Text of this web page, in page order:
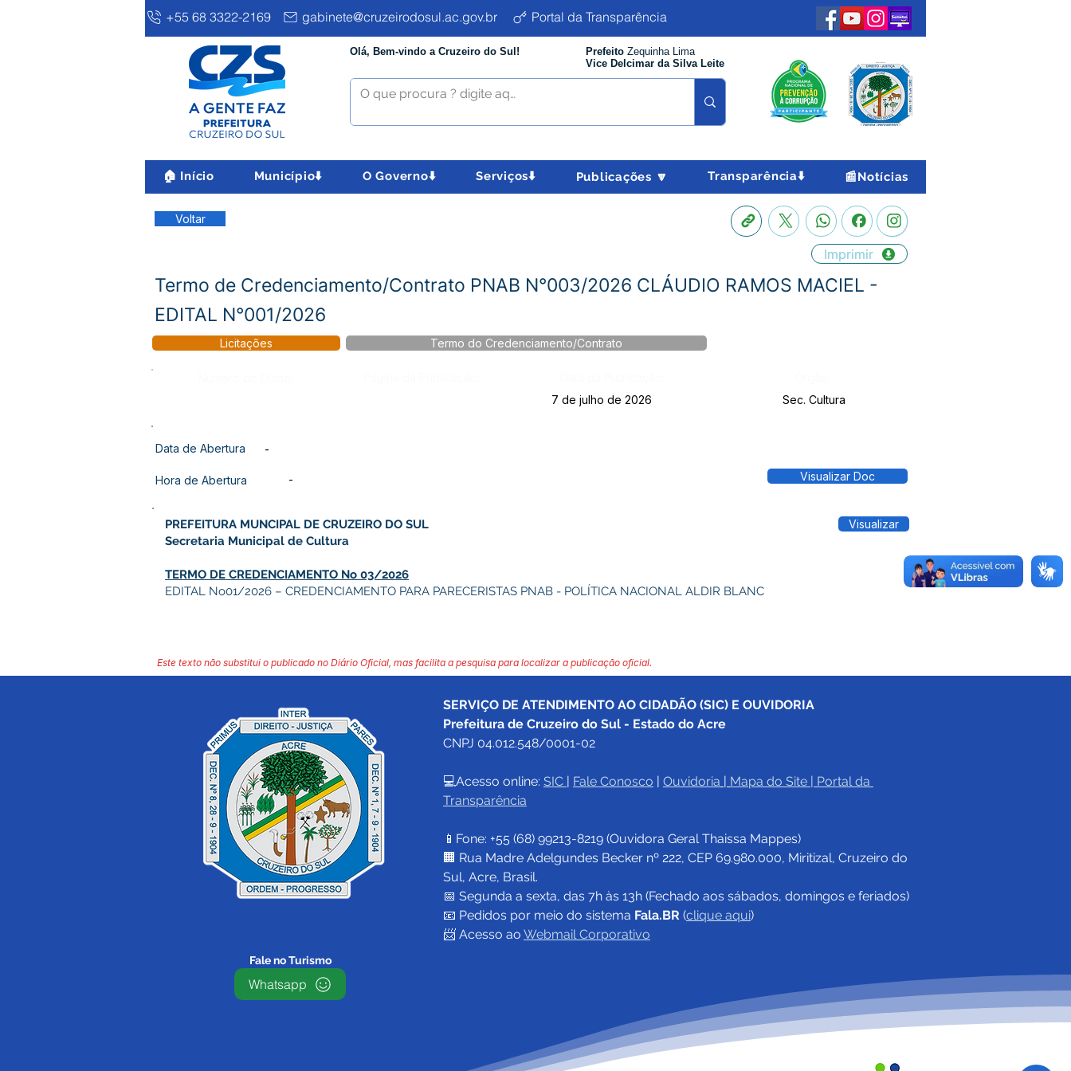
+55 68 3322-2169 gabinete@cruzeirodosul.ac.gov.br Portal da Transparência
Olá, Bem-vindo a Cruzeiro do Sul! Prefeito Zequinha Lima
Vice Delcimar da Silva Leite
🏠 Início Município⬇️ O Governo⬇️ Serviços⬇️ Publicações 🔽 Transparência⬇️ 📰Notícias
Voltar
Imprimir
Termo de Credenciamento/Contrato PNAB N°003/2026 CLÁUDIO RAMOS MACIEL -
EDITAL N°001/2026
Licitações Termo do Credenciamento/Contrato
7 de julho de 2026
Sec. Cultura
Data de Abertura -
Hora de Abertura - Visualizar Doc
PREFEITURA MUNCIPAL DE CRUZEIRO DO SUL
Secretaria Municipal de Cultura
TERMO DE CREDENCIAMENTO No 03/2026
EDITAL No01/2026 – CREDENCIAMENTO PARA PARECERISTAS PNAB - POLÍTICA NACIONAL ALDIR BLANC
Visualizar
Este texto não substitui o publicado no Diário Oficial, mas facilita a pesquisa para localizar a publicação oficial.
SERVIÇO DE ATENDIMENTO AO CIDADÃO (SIC) E OUVIDORIA
Prefeitura de Cruzeiro do Sul - Estado do Acre
CNPJ 04.012.548/0001-02
💻Acesso online: SIC | Fale Conosco | Ouvidoria | Mapa do Site | Portal da
Transparência
📱Fone: +55 (68) 99213-8219 (Ouvidora Geral Thaissa Mappes)
🏢 Rua Madre Adelgundes Becker nº 222, CEP 69.980.000, Miritizal, Cruzeiro do
Sul, Acre, Brasil.
📅 Segunda a sexta, das 7h às 13h (Fechado aos sábados, domingos e feriados)
📧 Pedidos por meio do sistema Fala.BR (clique aqui)
📨 Acesso ao Webmail Corporativo
Fale no Turismo
Whatsapp